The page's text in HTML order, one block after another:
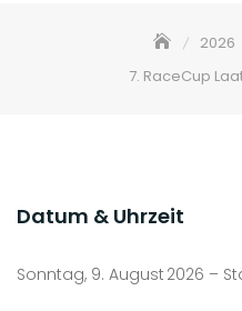
2026
7. RaceCup
Datum & Uhrzeit
Sonntag, 9. August 2026 –